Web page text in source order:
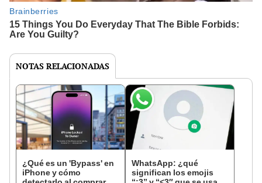
NOTAS RELACIONADAS
¿Qué es un 'Bypass' en
iPhone y cómo
WhatsApp: ¿qué
significan los emojis